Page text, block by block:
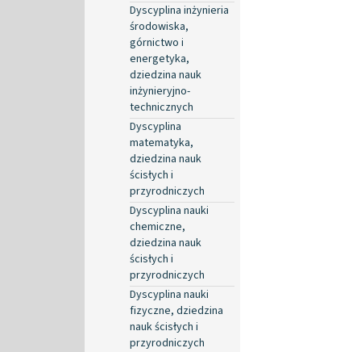
Dyscyplina inżynieria
środowiska,
górnictwo i
energetyka,
dziedzina nauk
inżynieryjno-
technicznych
Dyscyplina
matematyka,
dziedzina nauk
ścisłych i
przyrodniczych
Dyscyplina nauki
chemiczne,
dziedzina nauk
ścisłych i
przyrodniczych
Dyscyplina nauki
fizyczne, dziedzina
nauk ścisłych i
przyrodniczych